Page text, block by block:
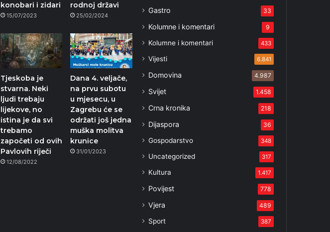
konobari i zidari
15/07/2023
rodnoj državi
25/02/2024
Tjeskoba je
stvarna. Neki
ljudi trebaju
lijekove, no
istina je da svi
trebamo
započeti od ovih
Pavlovih riječi
12/08/2022
Dana 4. veljače,
na prvu subotu
u mjesecu, u
Zagrebu će se
održati još jedna
muška molitva
krunice
31/01/2023
Gastro 33
Kolumne i komentari 9
Kolumne i komentari 433
Vijesti 6.841
Domovina 4.987
Svijet 1.458
Crna kronika 218
Dijaspora 36
Gospodarstvo 348
Uncategorized 317
Kultura 1.417
Povijest 778
Vjera 489
Sport 387